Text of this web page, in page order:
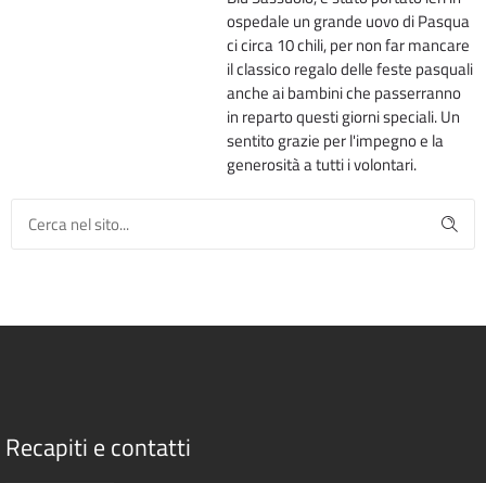
ospedale un grande uovo di Pasqua
ci circa 10 chili, per non far mancare
il classico regalo delle feste pasquali
anche ai bambini che passerranno
in reparto questi giorni speciali. Un
sentito grazie per l'impegno e la
generosità a tutti i volontari.
Recapiti e contatti